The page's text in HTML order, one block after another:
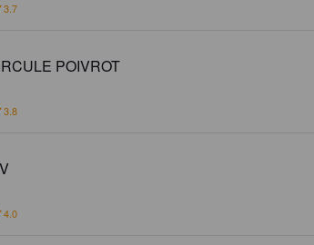
3.7
POIVROT
3.8
4.0